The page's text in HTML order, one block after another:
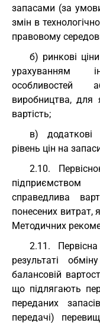
запасами (за
змін в
правовому
б) ринкові
урахуванням
особливостей
виробництва, для
вартість;
в) додаткові
рівень цін на
2.10.
справедлива
понесених витрат,
Методичних
2.11.
результаті
балансовій
що підлягають
переданих
передачі)